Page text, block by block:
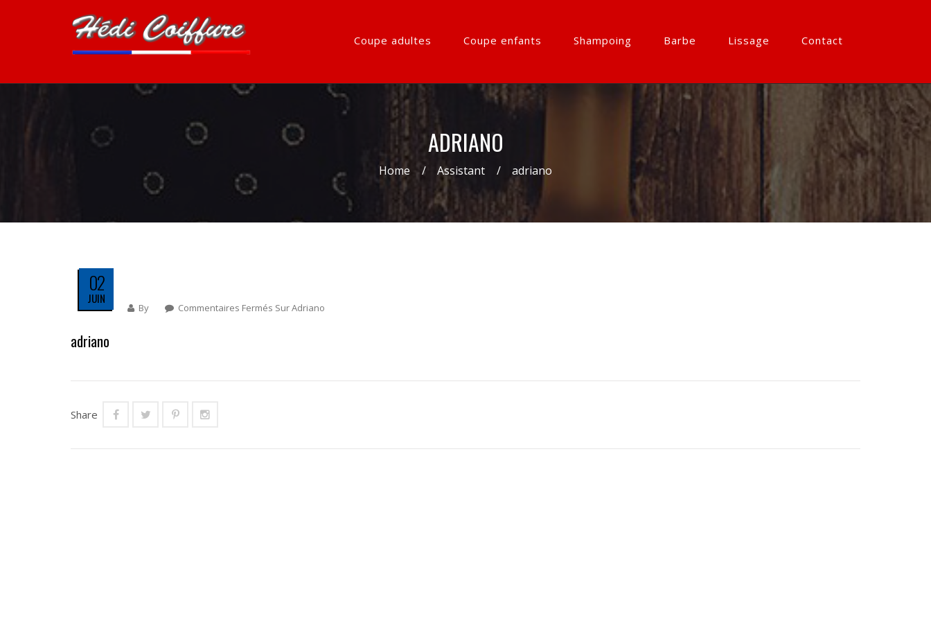
Coupe adultes Coupe enfants Shampoing Barbe Lissage Contact
ADRIANO
Home Assistant adriano
02
JUIN
By Commentaires Fermés Sur Adriano
adriano
Share